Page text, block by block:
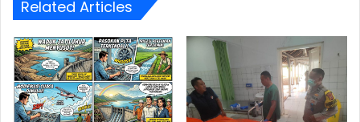
Related Articles